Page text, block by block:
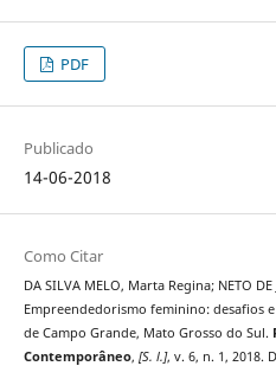
PDF
Publicado
14-06-2018
Como Citar
DA SILVA MELO, Marta Regina; NETO
Empreendedorismo feminino: desafios
de Campo Grande, Mato Grosso do Sul.
Contemporâneo, [S. l.], v. 6, n. 1, 2018.